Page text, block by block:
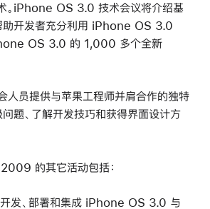
。iPhone OS 3.0 技术会议将介绍基
助开发者充分利用 iPhone OS 3.0
OS 3.0 的 1,000 多个全新
人员提供与苹果工程师并肩合作的独特
问题、了解开发技巧和获得界面设计方
的其它活动包括：
发、部署和集成 iPhone OS 3.0 与